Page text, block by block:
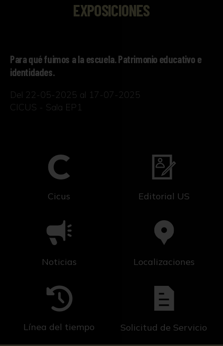
EXPOSICIONES
Para qué fuimos a la escuela. Patrimonio educativo e
identidades.
Del 22-05-2025 al 17-07-2025
CICUS - Sala EP1
Cicus Editorial US
Noticias Localizaciones
Línea del tiempo Solicitud de Servicio